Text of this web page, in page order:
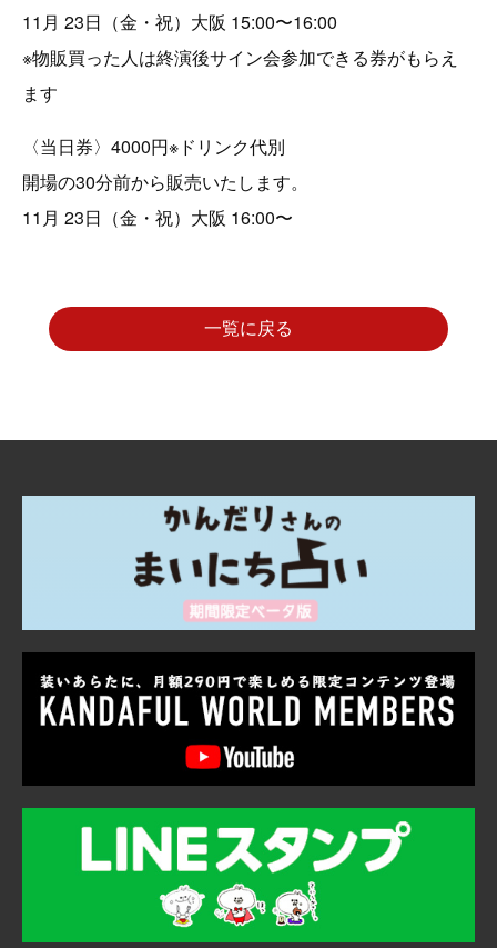
11月 23日（金・祝）大阪 15:00〜16:00
※物販買った人は終演後サイン会参加できる券がもらえ
ます
〈当日券〉4000円※ドリンク代別
開場の30分前から販売いたします。
11月 23日（金・祝）大阪 16:00〜
一覧に戻る